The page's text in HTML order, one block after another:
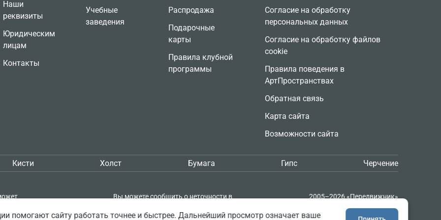
Наши
реквизиты
Юридическим
лицам
Контакты
Учебные
заведения
Распродажа
Подарочные
карты
Правила клубной
программы
Согласие на обработку
персональных данных
Согласие на обработку файлов
cookie
Правила поведения в
АртПространствах
Обратная связь
Карта сайта
Возможности сайта
Кисти Холст Бумага Гипс Черчение
проверять
Вы можете сообщить о неточности в
нажмите Shift + Enter
2005–2026 «Передвижник»
Progressive Media
помогают сайту работать точнее и быстрее. Дальнейший просмотр означает ваше